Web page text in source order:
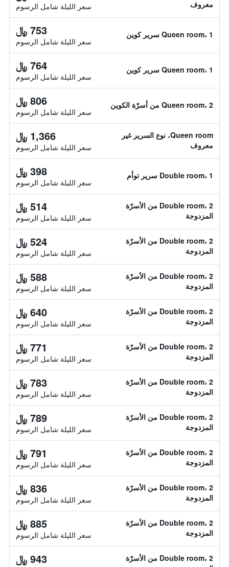
معروف سعر الليلة شامل الرسوم
Queen room، 1 سرير كوين 753 ﷼
سعر الليلة شامل الرسوم
Queen room، 1 سرير كوين 764 ﷼
سعر الليلة شامل الرسوم
Queen room، 2 من أسرّة الكوين 806 ﷼
سعر الليلة شامل الرسوم
Queen room، نوع السرير غير
معروف
1,366 ﷼
سعر الليلة شامل الرسوم
Double room، 1 سرير توأم 398 ﷼
سعر الليلة شامل الرسوم
Double room، 2 من الأسرّة
المزدوجة
514 ﷼
سعر الليلة شامل الرسوم
Double room، 2 من الأسرّة
المزدوجة
524 ﷼
سعر الليلة شامل الرسوم
Double room، 2 من الأسرّة
المزدوجة
588 ﷼
سعر الليلة شامل الرسوم
Double room، 2 من الأسرّة
المزدوجة
640 ﷼
سعر الليلة شامل الرسوم
Double room، 2 من الأسرّة
المزدوجة
771 ﷼
سعر الليلة شامل الرسوم
Double room، 2 من الأسرّة
المزدوجة
783 ﷼
سعر الليلة شامل الرسوم
Double room، 2 من الأسرّة
المزدوجة
789 ﷼
سعر الليلة شامل الرسوم
Double room، 2 من الأسرّة
المزدوجة
791 ﷼
سعر الليلة شامل الرسوم
Double room، 2 من الأسرّة
المزدوجة
836 ﷼
سعر الليلة شامل الرسوم
Double room، 2 من الأسرّة
المزدوجة
885 ﷼
سعر الليلة شامل الرسوم
Double room، 2 من الأسرّة
943 ﷼